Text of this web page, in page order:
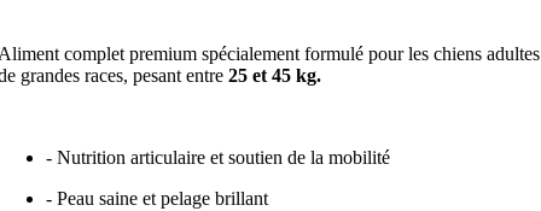
complet premium spécialement formulé pour les chiens adultes
grandes races, pesant entre 25 et 45 kg.
- Nutrition articulaire et soutien de la mobilité
- Peau saine et pelage brillant